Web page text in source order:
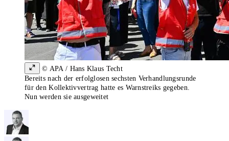
© APA / Hans Klaus Techt
Bereits nach der erfolglosen sechsten Verhandlungsrunde
für den Kollektivvertrag hatte es Warnstreiks gegeben.
Nun werden sie ausgeweitet